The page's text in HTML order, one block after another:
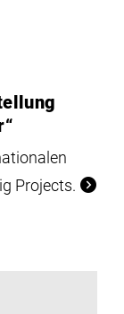
Projects.